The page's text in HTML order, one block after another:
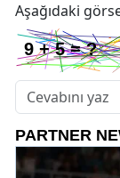
Aşağıdaki